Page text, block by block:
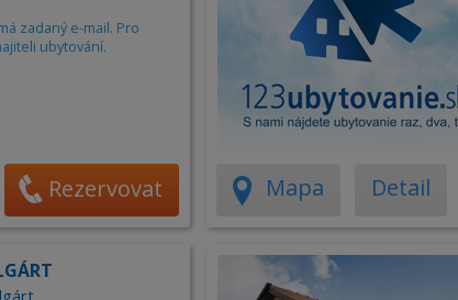
zadaný e-mail. Pro
ubytování.
Rezervovat Mapa Detail